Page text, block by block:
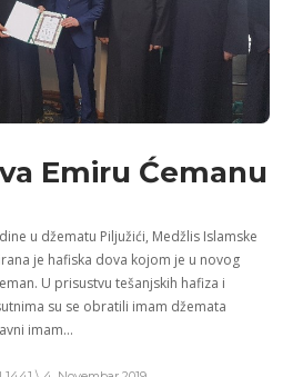
Emiru Ćemanu
u džematu Piljužići, Medžlis Islamske
je hafiska dova kojom je u novog
U prisustvu tešanjskih hafiza i
su se obratili imam džemata
imam…